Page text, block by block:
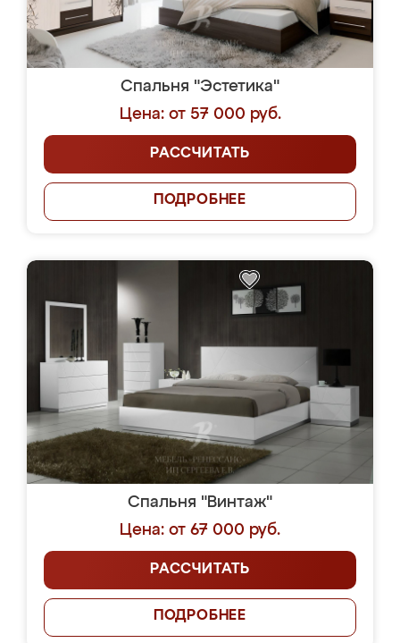
Спальня "Эстетика"
Цена: от 57 000 руб.
РАССЧИТАТЬ
ПОДРОБНЕЕ
Спальня "Винтаж"
Цена: от 67 000 руб.
РАССЧИТАТЬ
ПОДРОБНЕЕ